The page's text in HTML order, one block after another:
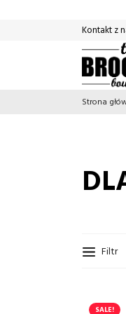
Kontakt z
Strona
Filtr
SALE!